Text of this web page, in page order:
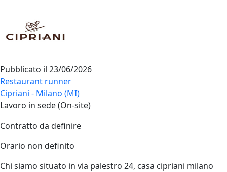
Pubblicato il 23/06/2026
Restaurant runner
Cipriani - Milano (MI)
Lavoro in sede (On-site)
Contratto da definire
Orario non definito
Chi siamo situato in via palestro 24, casa cipriani milano